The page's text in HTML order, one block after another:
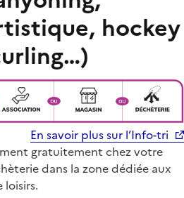
hockey
En savoir plus sur l’Info-tri
gratuitement chez votre
dans la zone dédiée aux
loisirs.